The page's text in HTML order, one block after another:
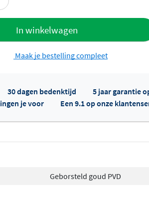
In winkelwagen
ophalen...
Maak je bestelling compleet
30 dagen bedenktijd
5 jaar garantie
je voor
Een 9.1 op onze
Geborsteld goud PVD